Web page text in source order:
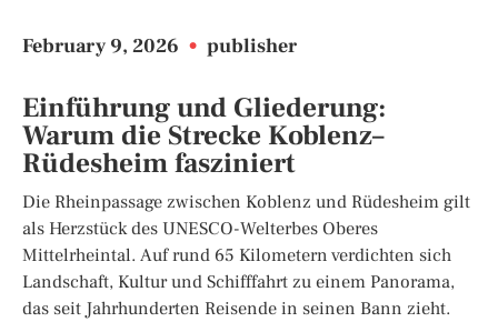
February 9, 2026 • publisher
Einführung und Gliederung:
Warum die Strecke Koblenz–
Rüdesheim fasziniert
Die Rheinpassage zwischen Koblenz und Rüdesheim gilt
als Herzstück des UNESCO-Welterbes Oberes
Mittelrheintal. Auf rund 65 Kilometern verdichten sich
Landschaft, Kultur und Schifffahrt zu einem Panorama,
das seit Jahrhunderten Reisende in seinen Bann zieht.